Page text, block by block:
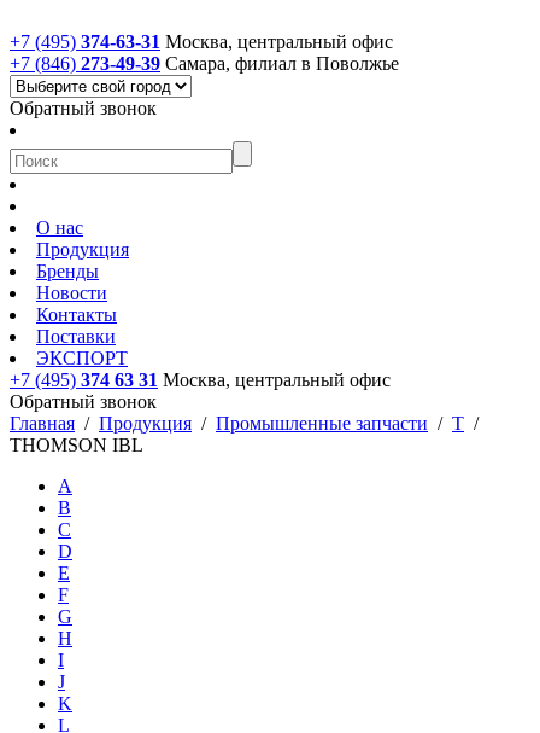
+7 (495) 374-63-31 Москва, центральный офис
+7 (846) 273-49-39 Самара, филиал в Поволжье
Обратный звонок
О нас
Продукция
Бренды
Новости
Контакты
Поставки
ЭКСПОРТ
+7 (495) 374 63 31 Москва, центральный офис
Обратный звонок
Главная / Продукция / Промышленные запчасти / T /
THOMSON IBL
A
B
C
D
E
F
G
H
I
J
K
L